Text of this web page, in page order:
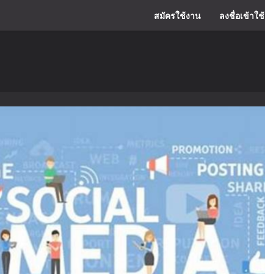
สมัครใช้งาน ลงชื่อเข้าใช้